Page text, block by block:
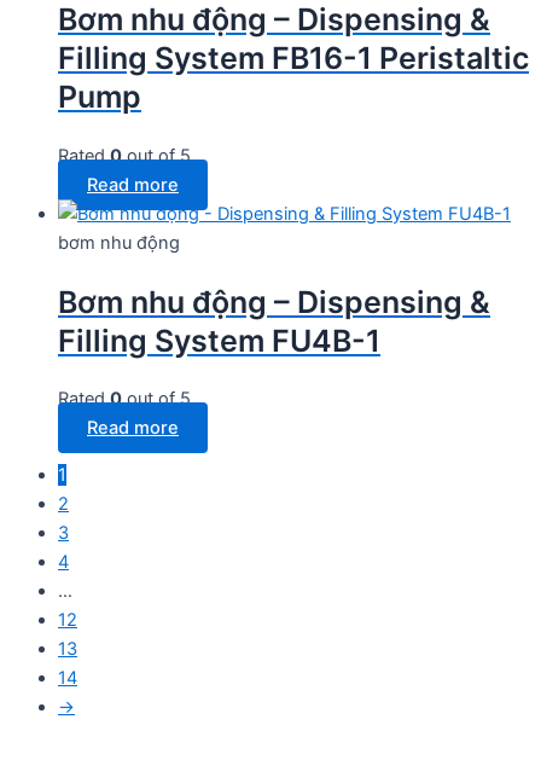
Bơm nhu động – Dispensing &
Filling System FB16-1 Peristaltic
Pump
Rated0out of 5
Read more
bơm nhu động
Bơm nhu động – Dispensing &
Filling System FU4B-1
Rated0out of 5
Read more
1
2
3
4
…
12
13
14
→